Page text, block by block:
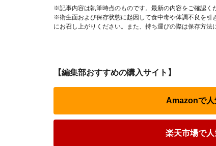
※記事内容は執筆時点のものです。最新の内容をご確認く
※衛生面および保存状態に起因して食中毒や体調不良を引
にお召し上がりください。また、持ち運びの際は保存方法
【編集部おすすめの購入サイト】
Amazonで人
楽天市場で人